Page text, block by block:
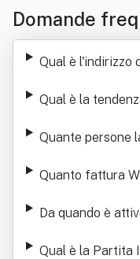
Domande
Qual è l'indirizzo
Qual è la
Quante persone
Quanto fattura
Da quando è
Qual è la Partita